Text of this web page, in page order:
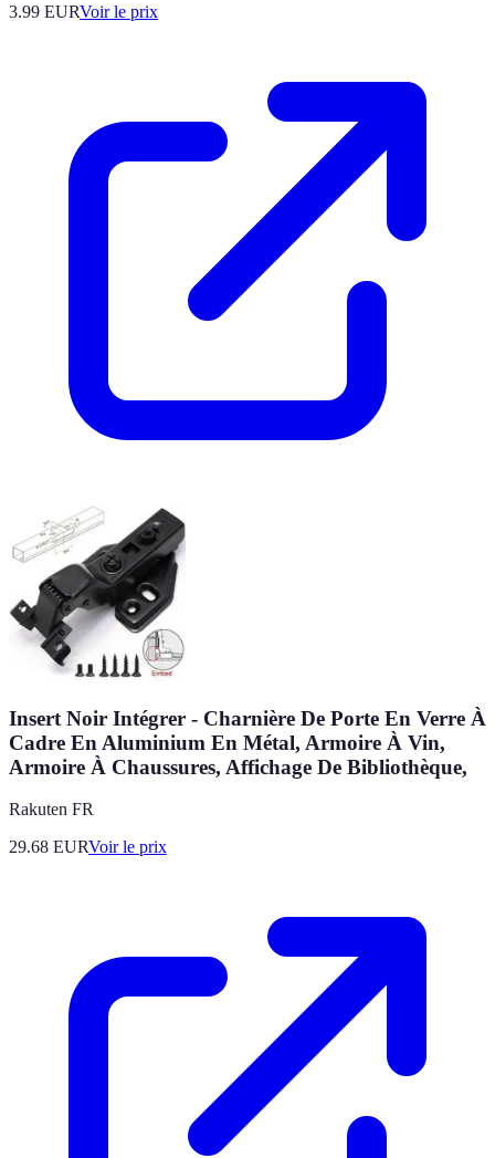
3.99 EURVoir le prix
Insert Noir Intégrer - Charnière De Porte En Verre À
Cadre En Aluminium En Métal, Armoire À Vin,
Armoire À Chaussures, Affichage De Bibliothèque,
Rakuten FR
29.68 EURVoir le prix